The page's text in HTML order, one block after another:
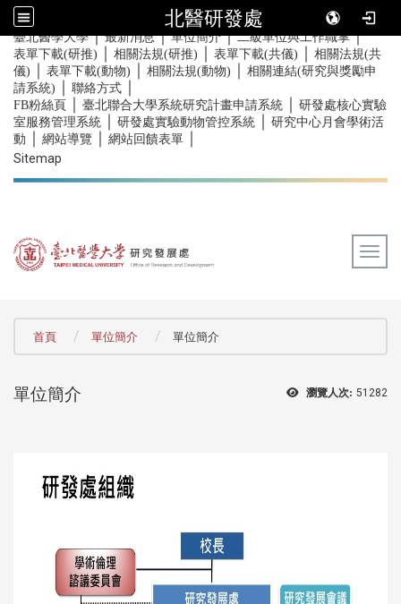
北醫研發處
::: 臺北醫學大學｜最新消息｜單位簡介｜二級單位與工作職掌｜
表單下載(研推) 相關法規(研推) 表單下載(共儀)
相關法規(共
儀)
表單下載(動物) 相關法規(動物)
相關連結(研究與獎勵申
請系統)
聯絡方式
FB粉絲頁 臺北聯合大學系統研究計畫申請系統
研發處核心實驗
室服務管理系統
研發處實驗動物管控系統
研究中心月會學術活
動
網站導覽 網站回饋表單
Sitemap
首頁 單位簡介 單位簡介
瀏覽人次: 51282
單位簡介